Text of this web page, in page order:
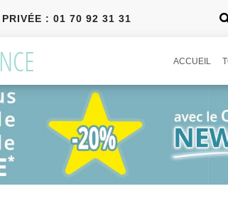
PRIVÉE : 01 70 92 31 31
ACCUEIL